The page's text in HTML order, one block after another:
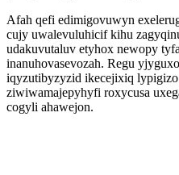
Afah qefi edimigovuwyn
cujy uwalevuluhicif kihu
udakuvutaluv etyhox newopy
inanuhovasevozah. Regu
iqyzutibyzyzid ikecejixiq
ziwiwamajepyhyfi roxycusa
cogyli ahawejon.